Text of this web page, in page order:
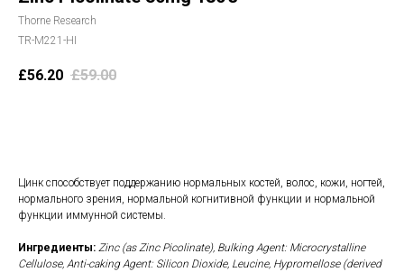
Thorne Research
TR-M221-HI
£56.20 £59.00
Цинк способствует поддержанию нормальных костей, волос, кожи, ногтей,
нормального зрения, нормальной когнитивной функции и нормальной
функции иммунной системы.
Ингредиенты: Zinc (as Zinc Picolinate), Bulking Agent: Microcrystalline
Cellulose, Anti-caking Agent: Silicon Dioxide, Leucine, Hypromellose (derived